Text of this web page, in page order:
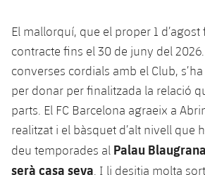
Estadi Johan Cruyff
Barça Cafe
Ciutat Esportiva
La Masia
plusicon
més
plusicon
més
SUB10 A
SUB10 B
SUB9 A
SUB9 B
SUB8 A
Jugadors
Fotos
Història
Palmarès
Infantil A
Infantil B
Mini
Entrades
Resultats
Classificació
Jugadors
Calendari
Resultats
Classificació
Jugadors
plusicon
Actualitat
Juvenil
Cadet A
Cadet B
PLUSICON
MÉS
Primer equip
plusicon
més
Actualitat
Calendari
Barça Atlètic
Actualitat
El mallorquí, que el proper 1
contracte fins el 30 de juny del
converses cordials amb el Club,
per donar per finalitzada la relació
parts. El FC Barcelona agraeix a
realitzat i el bàsquet d’alt nivell que
deu temporades al Palau
serà casa seva . I li desitja molta